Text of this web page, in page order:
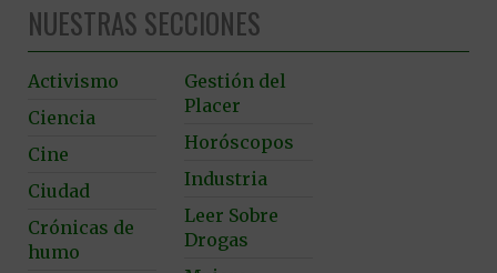
NUESTRAS SECCIONES
Activismo
Ciencia
Cine
Ciudad
Crónicas de
humo
Gestión del
Placer
Horóscopos
Industria
Leer Sobre
Drogas